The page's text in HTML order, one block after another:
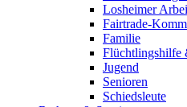
Losheimer
Fairtrade-
Familie
Flüchtlingshilfe
Jugend
Senioren
Schiedsleute